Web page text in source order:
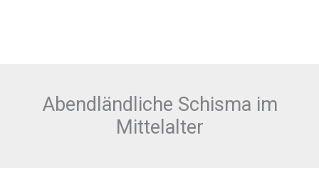
Abendländliche Schisma im
Mittelalter